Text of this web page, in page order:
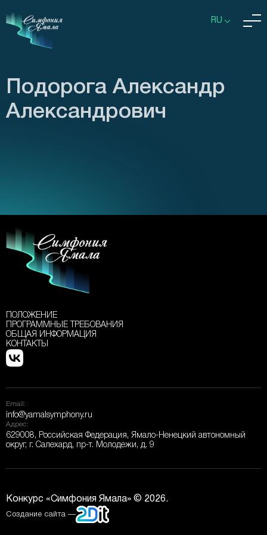
RU
Подорога Александр
Александрович
ПОЛОЖЕНИЕ
ПРОГРАММНЫЕ ТРЕБОВАНИЯ
ОБЩАЯ ИНФОРМАЦИЯ
КОНТАКТЫ
Email:
info@yamalsymphony.ru
Адрес:
629008, Российская Федерация, Ямало-Ненецкий автономный
округ, г. Салехард, пр-т. Молодежи, д. 9
Конкурс «Симфония Ямала» © 2026.
Создание сайта —